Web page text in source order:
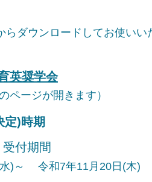
ダウンロードしてお使いい
英奨学会
ページが開きます）
)時期
受付期間
)～
令和7年11月20日(木)